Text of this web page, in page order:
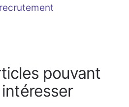
pouvant